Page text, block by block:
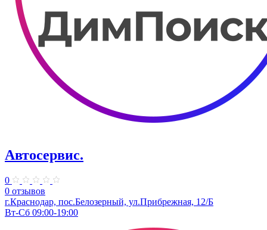
Автосервис.
0
0 отзывов
г.Краснодар, пос.Белозерный, ул.Прибрежная, 12/Б
Вт-Сб 09:00-19:00